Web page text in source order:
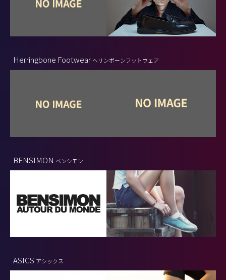
Herringbone Footwear ヘリンボーンフットウェア
BENSIMON ベンシモン
ASICS アシックス